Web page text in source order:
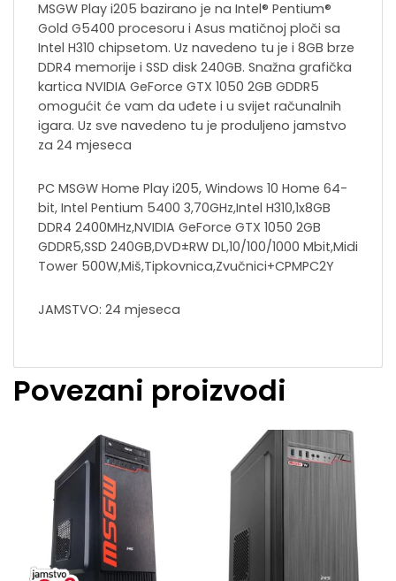
MSGW Play i205 bazirano je na Intel® Pentium®
Gold G5400 procesoru i Asus matičnoj ploči sa
Intel H310 chipsetom. Uz navedeno tu je i 8GB brze
DDR4 memorije i SSD disk 240GB. Snažna grafička
kartica NVIDIA GeForce GTX 1050 2GB GDDR5
omogućit će vam da uđete i u svijet računalnih
igara. Uz sve navedeno tu je produljeno jamstvo
za 24 mjeseca
PC MSGW Home Play i205, Windows 10 Home 64-
bit, Intel Pentium 5400 3,70GHz,Intel H310,1x8GB
DDR4 2400MHz,NVIDIA GeForce GTX 1050 2GB
GDDR5,SSD 240GB,DVD±RW DL,10/100/1000 Mbit,Midi
Tower 500W,Miš,Tipkovnica,Zvučnici+CPMPC2Y
JAMSTVO: 24 mjeseca
Povezani proizvodi